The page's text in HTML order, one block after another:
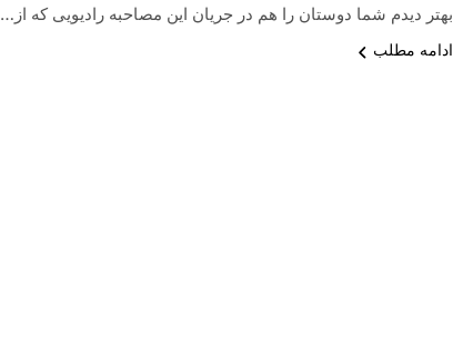
بهتر دیدم شما دوستان را هم در جریان این مصاحبه رادیویی که از…
ادامه مطلب